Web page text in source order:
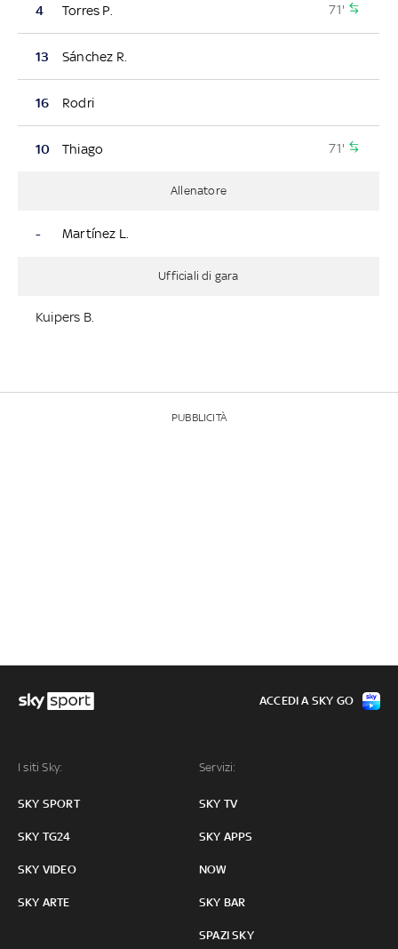
4 Torres P. 71'
13 Sánchez R.
16 Rodri
10 Thiago 71'
Allenatore
- Martínez L.
Ufficiali di gara
Kuipers B.
PUBBLICITÀ
I siti Sky:
SKY SPORT
SKY TG24
SKY VIDEO
SKY ARTE
Servizi:
SKY TV
SKY APPS
NOW
SKY BAR
SPAZI SKY
ACCEDI A SKY GO